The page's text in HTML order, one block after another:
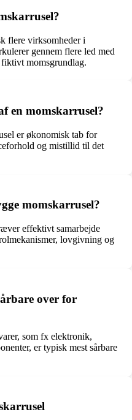
flere virksomheder i
gennem flere led med
momsgrundlag.
en momskarrusel?
er økonomisk tab for
og mistillid til det
momskarrusel?
effektivt samarbejde
lovgivning og
over for
som fx elektronik,
er typisk mest sårbare